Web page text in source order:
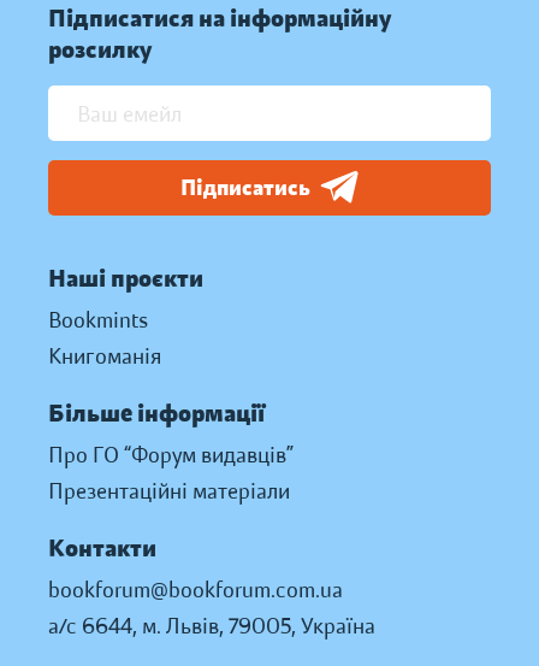
Підписатися на інформаційну
розсилку
Підписатись
Наші проєкти
Bookmints
Книгоманія
Більше інформації
Про ГО “Форум видавців”
Презентаційні матеріали
Контакти
bookforum@bookforum.com.ua
а/с 6644, м. Львів, 79005, Україна